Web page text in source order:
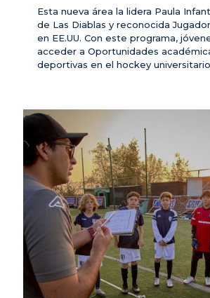
Esta nueva área la lidera Paula
de Las Diablas y reconocida
en EE.UU. Con este programa,
acceder a Oportunidades
deportivas en el hockey universitario